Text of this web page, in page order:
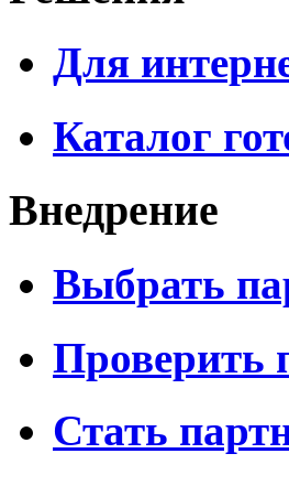
Для
Каталог
Внедрение
Выбрать
Проверить
Стать